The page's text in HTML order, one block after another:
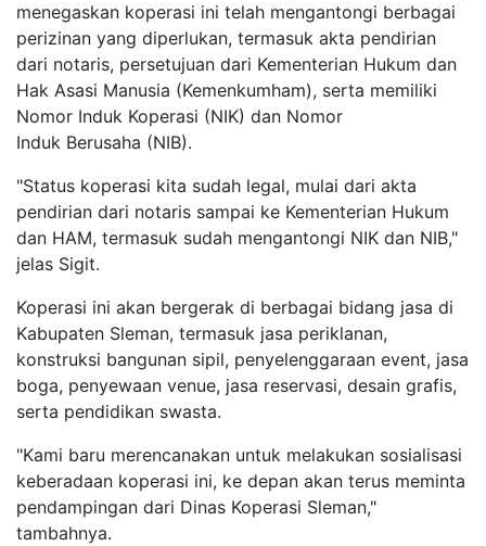
menegaskan koperasi ini telah mengantongi berbagai
perizinan yang diperlukan, termasuk akta pendirian
dari notaris, persetujuan dari Kementerian Hukum dan
Hak Asasi Manusia (Kemenkumham), serta memiliki
Nomor Induk Koperasi (NIK) dan Nomor
Induk Berusaha (NIB).
"Status koperasi kita sudah legal, mulai dari akta
pendirian dari notaris sampai ke Kementerian Hukum
dan HAM, termasuk sudah mengantongi NIK dan NIB,"
jelas Sigit.
Koperasi ini akan bergerak di berbagai bidang jasa di
Kabupaten Sleman, termasuk jasa periklanan,
konstruksi bangunan sipil, penyelenggaraan event, jasa
boga, penyewaan venue, jasa reservasi, desain grafis,
serta pendidikan swasta.
"Kami baru merencanakan untuk melakukan sosialisasi
keberadaan koperasi ini, ke depan akan terus meminta
pendampingan dari Dinas Koperasi Sleman,"
tambahnya.